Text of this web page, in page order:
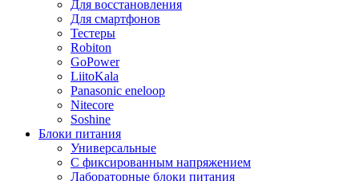
Для восстановления
Для смартфонов
Тестеры
Robiton
GoPower
LiitoKala
Panasonic eneloop
Nitecore
Soshine
Блоки питания
Универсальные
C фиксированным напряжением
Лабораторные блоки питания